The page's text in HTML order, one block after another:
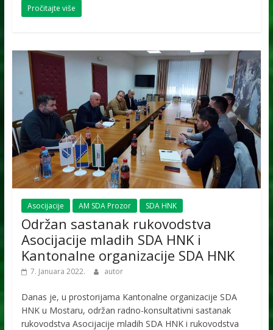
Pročitajte više
Asocijacije AM SDA Prozor SDA HNK
Održan sastanak rukovodstva
Asocijacije mladih SDA HNK i
Kantonalne organizacije SDA HNK
7. Januara 2022. autor
Danas je, u prostorijama Kantonalne organizacije SDA
HNK u Mostaru, održan radno-konsultativni sastanak
rukovodstva Asocijacije mladih SDA HNK i rukovodstva